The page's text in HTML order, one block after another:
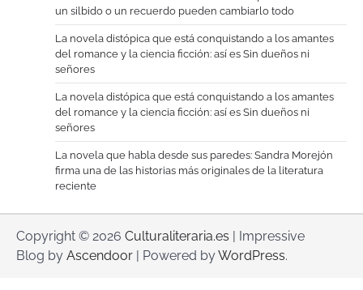
un silbido o un recuerdo pueden cambiarlo todo
La novela distópica que está conquistando a los amantes
del romance y la ciencia ficción: así es Sin dueños ni
señores
La novela distópica que está conquistando a los amantes
del romance y la ciencia ficción: así es Sin dueños ni
señores
La novela que habla desde sus paredes: Sandra Morejón
firma una de las historias más originales de la literatura
reciente
Copyright © 2026 Culturaliteraria.es | Impressive
Blog by Ascendoor | Powered byWordPress.